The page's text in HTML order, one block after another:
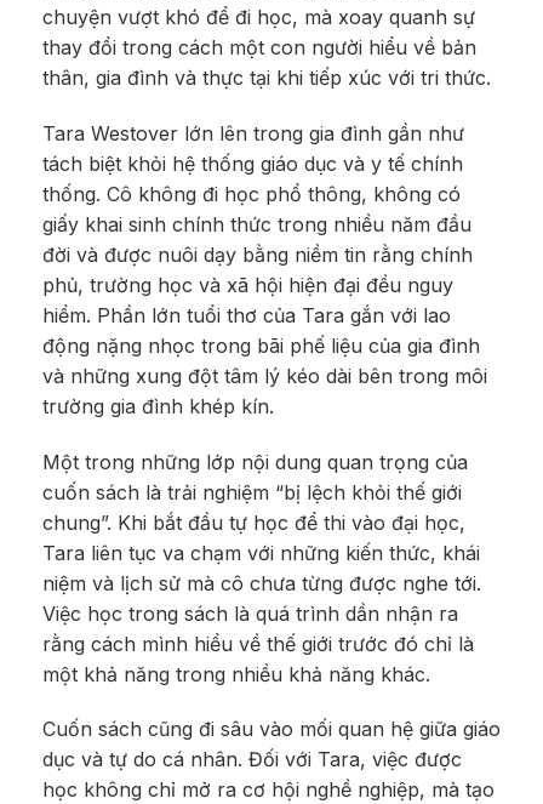
chuyện vượt khó để đi học, mà xoay quanh sự
thay đổi trong cách một con người hiểu về bản
thân, gia đình và thực tại khi tiếp xúc với tri thức.
Tara Westover lớn lên trong gia đình gần như
tách biệt khỏi hệ thống giáo dục và y tế chính
thống. Cô không đi học phổ thông, không có
giấy khai sinh chính thức trong nhiều năm đầu
đời và được nuôi dạy bằng niềm tin rằng chính
phủ, trường học và xã hội hiện đại đều nguy
hiểm. Phần lớn tuổi thơ của Tara gắn với lao
động nặng nhọc trong bãi phế liệu của gia đình
và những xung đột tâm lý kéo dài bên trong môi
trường gia đình khép kín.
Một trong những lớp nội dung quan trọng của
cuốn sách là trải nghiệm “bị lệch khỏi thế giới
chung”. Khi bắt đầu tự học để thi vào đại học,
Tara liên tục va chạm với những kiến thức, khái
niệm và lịch sử mà cô chưa từng được nghe tới.
Việc học trong sách là quá trình dần nhận ra
rằng cách mình hiểu về thế giới trước đó chỉ là
một khả năng trong nhiều khả năng khác.
Cuốn sách cũng đi sâu vào mối quan hệ giữa giáo
dục và tự do cá nhân. Đối với Tara, việc được
học không chỉ mở ra cơ hội nghề nghiệp, mà tạo